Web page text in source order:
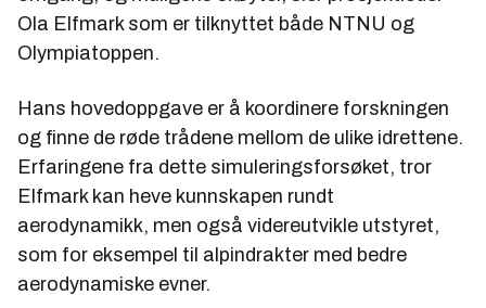
Ola Elfmark som er tilknyttet både NTNU og
Olympiatoppen.
Hans hovedoppgave er å koordinere forskningen
og finne de røde trådene mellom de ulike idrettene.
Erfaringene fra dette simuleringsforsøket, tror
Elfmark kan heve kunnskapen rundt
aerodynamikk, men også videreutvikle utstyret,
som for eksempel til alpindrakter med bedre
aerodynamiske evner.